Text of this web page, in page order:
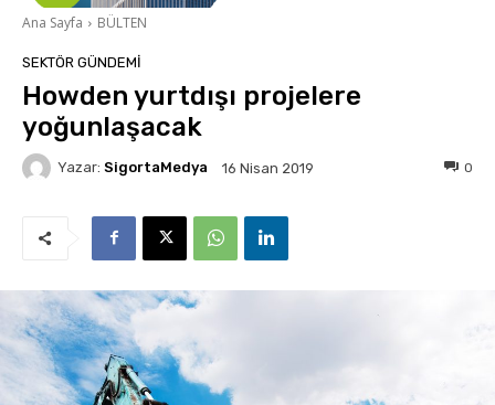
Ana Sayfa BÜLTEN
SEKTÖR GÜNDEMİ
Howden yurtdışı projelere
yoğunlaşacak
Yazar: SigortaMedya 16 Nisan 2019 0